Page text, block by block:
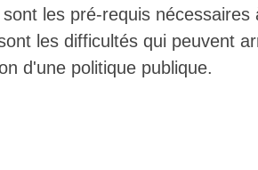
les pré-requis nécessaires
les difficultés qui peuvent
d'une politique publique.